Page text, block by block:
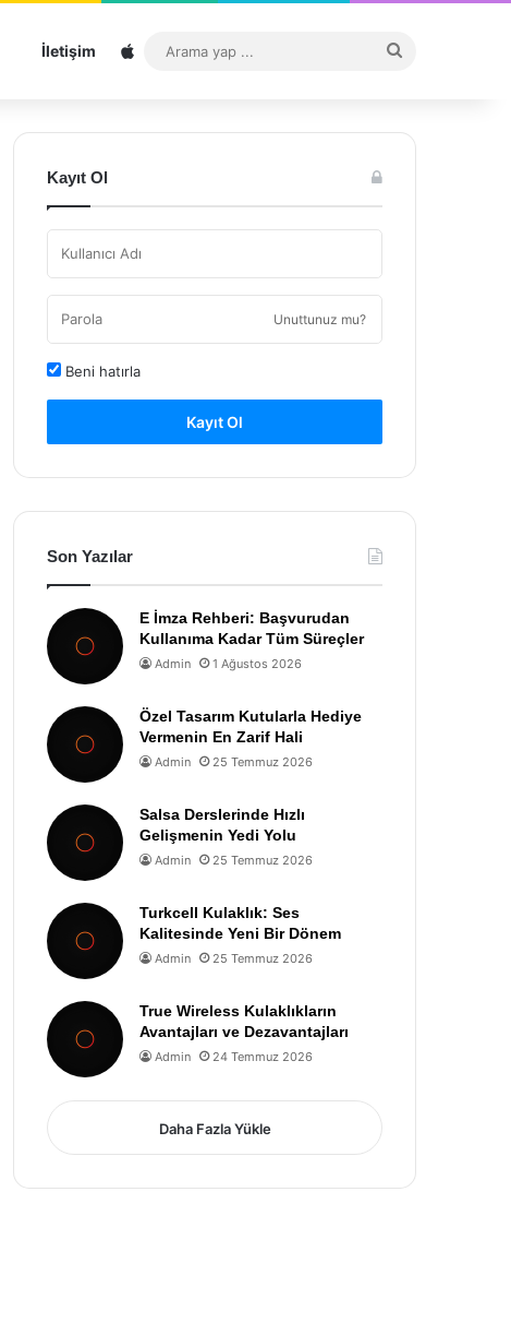
İletişim Sitemap
...
Kayıt Ol
Unuttunuz mu?
Beni hatırla
Kayıt Ol
Son Yazılar
E İmza Rehberi: Başvurudan
Kullanıma Kadar Tüm Süreçler
Admin 1 Ağustos 2026
Özel Tasarım Kutularla Hediye
Vermenin En Zarif Hali
Admin 25 Temmuz 2026
Salsa Derslerinde Hızlı
Gelişmenin Yedi Yolu
Admin 25 Temmuz 2026
Turkcell Kulaklık: Ses
Kalitesinde Yeni Bir Dönem
Admin 25 Temmuz 2026
True Wireless Kulaklıkların
Avantajları ve Dezavantajları
Admin 24 Temmuz 2026
Daha Fazla Yükle